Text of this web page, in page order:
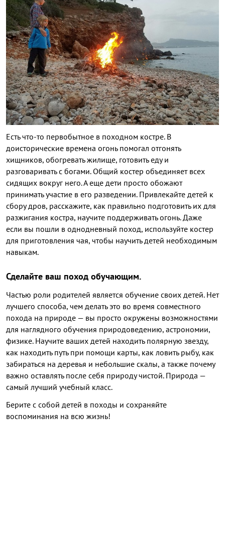
Есть что-то первобытное в походном костре. В
доисторические времена огонь помогал отгонять
хищников, обогревать жилище, готовить еду и
разговаривать с богами. Общий костер объединяет всех
сидящих вокруг него. А еще дети просто обожают
принимать участие в его разведении. Привлекайте детей к
сбору дров, расскажите, как правильно подготовить их для
разжигания костра, научите поддерживать огонь. Даже
если вы пошли в однодневный поход, используйте костер
для приготовления чая, чтобы научить детей необходимым
навыкам.
Сделайте ваш поход обучающим.
Частью роли родителей является обучение своих детей. Нет
лучшего способа, чем делать это во время совместного
похода на природе — вы просто окружены возможностями
для наглядного обучения природоведению, астрономии,
физике. Научите ваших детей находить полярную звезду,
как находить путь при помощи карты, как ловить рыбу, как
забираться на деревья и небольшие скалы, а также почему
важно оставлять после себя природу чистой. Природа —
самый лучший учебный класс.
Берите с собой детей в походы и сохраняйте
воспоминания на всю жизнь!